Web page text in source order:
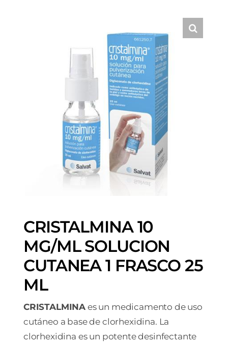
CRISTALMINA 10
MG/ML SOLUCION
CUTANEA 1 FRASCO 25
ML
CRISTALMINA es un medicamento de uso
cutáneo a base de clorhexidina. La
clorhexidina es un potente desinfectante